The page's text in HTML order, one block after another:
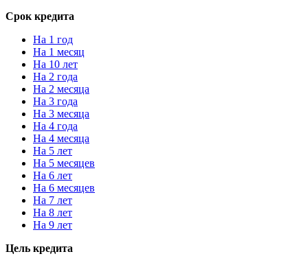
Срок кредита
На 1 год
На 1 месяц
На 10 лет
На 2 года
На 2 месяца
На 3 года
На 3 месяца
На 4 года
На 4 месяца
На 5 лет
На 5 месяцев
На 6 лет
На 6 месяцев
На 7 лет
На 8 лет
На 9 лет
Цель кредита